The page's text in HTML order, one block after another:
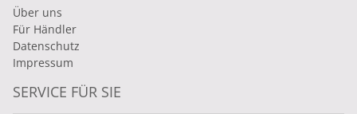
Über uns
Für Händler
Datenschutz
Impressum
SERVICE FÜR SIE